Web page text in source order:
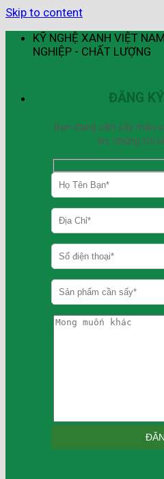
Skip to content
KỸ NGHỆ XANH VIỆT
NGHIỆP - CHẤT LƯỢNG
ĐĂNG
Bạn đang cần sấy mẫu
tin, chúng tôi